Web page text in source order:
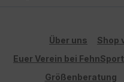
Über uns
Shop
Euer Verein bei
Größenberatung